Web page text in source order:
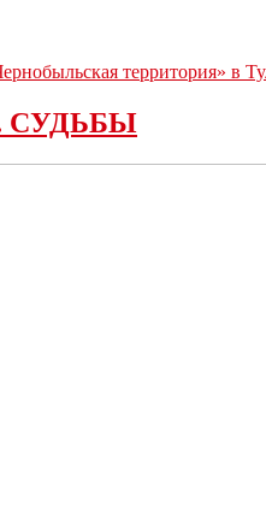
территория» в
СУДЬБЫ